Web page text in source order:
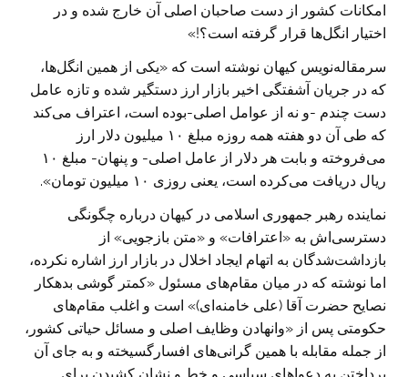
امکانات کشور از دست صاحبان اصلی آن خارج شده و در
اختیار انگل‌ها قرار گرفته است؟!»
سرمقاله‌نویس کیهان نوشته است که «یکی از همین انگل‌ها،
که در جریان آشفتگی اخیر بازار ارز دستگیر شده و تازه عامل
دست چندم -و نه از عوامل اصلی-بوده است، اعتراف می‌کند
که طی آن دو هفته همه روزه مبلغ ۱۰ میلیون دلار ارز
می‌فروخته و بابت هر دلار از عامل اصلی- و پنهان- مبلغ ۱۰
ریال دریافت می‌کرده است، یعنی روزی ۱۰ میلیون تومان».
نماینده رهبر جمهوری اسلامی در کیهان درباره چگونگی
دسترسی‌اش به «اعترافات» و «متن بازجویی» از
بازداشت‌شدگان به اتهام ایجاد اخلال در بازار ارز اشاره نکرده،
اما نوشته که در میان مقام‌های مسئول «کمتر گوشی بدهکار
نصایح حضرت آقا (علی خامنه‌ای)» است و اغلب مقام‌های
حکومتی پس از «وانهادن وظایف اصلی و مسائل حیاتی کشور،
از جمله مقابله با همین گرانی‌های افسارگسیخته و به جای آن